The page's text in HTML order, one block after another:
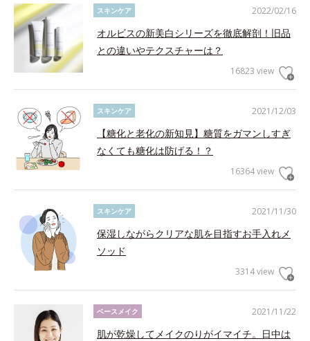
2022/02/16
スキンケア
オルビスの新美白シリーズを徹底解剖！旧品
との違いやテクスチャーは？
16823 view
2021/12/03
スキンケア
【糖化と老化の新知見】糖質をガマンしすぎ
なくても糖化は防げる！？
16364 view
2021/11/30
スキンケア
保湿しながらクリアな肌を目指すお手入れメ
ソッド
3314 view
2021/11/22
ベースメイク
肌が乾燥してメイクのりがイマイチ。日中は